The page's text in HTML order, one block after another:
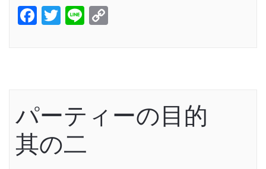
Facebook
Twitter
Line
パーティーの目的
其の二